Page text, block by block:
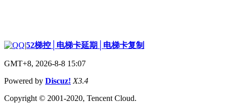
|52梯控│电梯卡延期│电梯卡复制
GMT+8, 2026-8-8 15:07
Powered by Discuz! X3.4
Copyright © 2001-2020, Tencent Cloud.